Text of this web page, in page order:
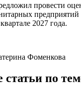
провести
предприятий
2027 года.
Фоменкова
статьи по